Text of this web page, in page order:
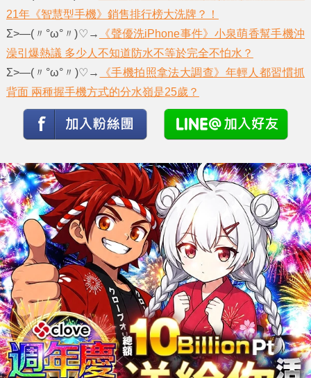
21年《智慧型手機》銷售排行榜大洗牌？！
Σ>―(〃°ω°〃)♡→
《聲優洗iPhone事件》小泉萌香幫手機沖
澡引爆熱議 多少人不知道防水不等於完全不怕水？
Σ>―(〃°ω°〃)♡→
《手機拍照拿法大調查》年輕人都習慣抓
背面 兩種握手機方式的分水嶺是25歲？